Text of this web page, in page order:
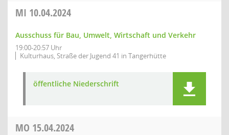
MI 10.04.2024
Ausschuss für Bau, Umwelt, Wirtschaft und Verkehr
19:00-20:57 Uhr
Kulturhaus, Straße der Jugend 41 in Tangerhütte
öffentliche Niederschrift
MO 15.04.2024